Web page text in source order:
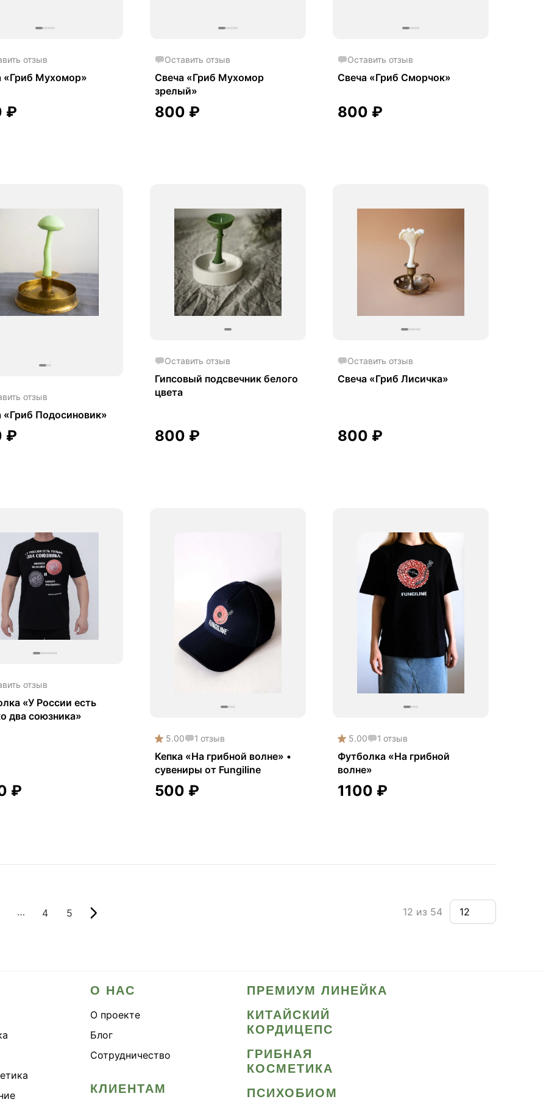
отзыв
«Гриб Мухомор»
₽
Оставить отзыв
Свеча «Гриб Мухомор
зрелый»
800 ₽
Оставить отзыв
Свеча «Гриб Сморчок»
800 ₽
отзыв
«Гриб Подосиновик»
₽
Оставить отзыв
Гипсовый подсвечник белого
цвета
800 ₽
Оставить отзыв
Свеча «Гриб Лисичка»
800 ₽
отзыв
«У России есть
два союзника»
₽
5.00 1 отзыв
Кепка «На грибной волне» •
сувениры от Fungiline
500 ₽
5.00 1 отзыв
Футболка «На грибной
волне»
1100 ₽
12 из 54
… 4 5
О НАС
О проекте
Блог
Сотрудничество
КЛИЕНТАМ
ПРЕМИУМ ЛИНЕЙКА
КИТАЙСКИЙ
КОРДИЦЕПС
ГРИБНАЯ
КОСМЕТИКА
ПСИХОБИОМ